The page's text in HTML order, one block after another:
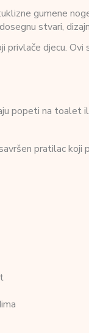
gumene
stvari,
djecu. Ovi
popeti na
pratilac